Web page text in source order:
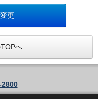
更
へ